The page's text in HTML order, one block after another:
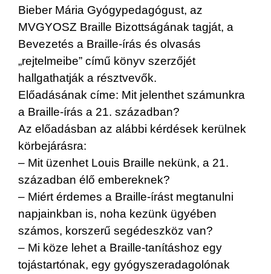
Bieber Mária Gyógypedagógust, az
MVGYOSZ Braille Bizottságának tagját, a
Bevezetés a Braille-írás és olvasás
„rejtelmeibe” című könyv szerzőjét
hallgathatják a résztvevők.
Előadásának címe: Mit jelenthet számunkra
a Braille-írás a 21. században?
Az előadásban az alábbi kérdések kerülnek
körbejárásra:
– Mit üzenhet Louis Braille nekünk, a 21.
században élő embereknek?
– Miért érdemes a Braille-írást megtanulni
napjainkban is, noha kezünk ügyében
számos, korszerű segédeszköz van?
– Mi köze lehet a Braille-tanításhoz egy
tojástartónak, egy gyógyszeradagolónak